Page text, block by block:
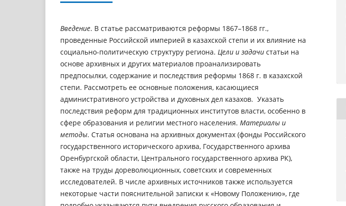
Введение. В статье рассматриваются реформы 1867–1868 гг.,
проведенные Российской империей в казахской степи и их влияние на
социально-политическую структуру региона. Цели и задачи статьи на
основе архивных и других материалов проанализировать
предпосылки, содержание и последствия реформы 1868 г. в казахской
степи. Рассмотреть ее основные положения, касающиеся
административного устройства и духовных дел казахов. Указать
последствия реформ для традиционных институтов власти, особенно в
сфере образования и религии местного населения. Материалы и
методы. Статья основана на архивных документах (фонды Российского
государственного исторического архива, Государственного архива
Оренбургской области, Центрального государственного архива РК),
также на труды дореволюционных, советских и современных
исследователей. В числе архивных источников также используется
некоторые части пояснительной записки к «Новому Положению», где